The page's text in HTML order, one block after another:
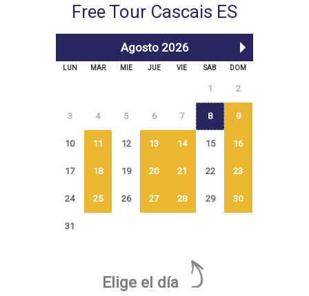
Free Tour Cascais ES
Agosto 2026
LUN MAR MIE JUE VIE SAB DOM
1 2
3 4 5 6 7 8 9
10 11 12 13 14 15 16
17 18 19 20 21 22 23
24 25 26 27 28 29 30
31
Elige el día